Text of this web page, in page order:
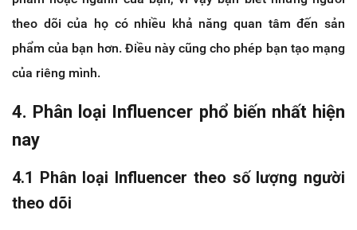
theo dõi của họ có nhiều khả năng quan tâm đến sản
phẩm của bạn hơn. Điều này cũng cho phép bạn tạo mạng
của riêng mình.
4. Phân loại Influencer phổ biến nhất hiện
nay
4.1 Phân loại Influencer theo số lượng người
theo dõi